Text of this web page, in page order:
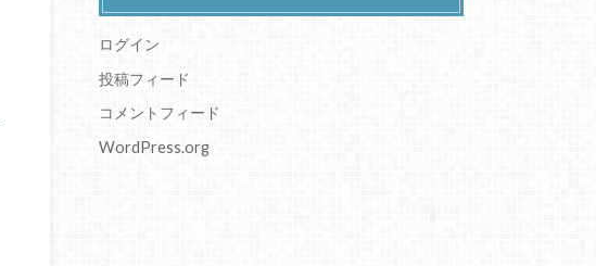
ログイン
投稿フィード
コメントフィード
WordPress.org